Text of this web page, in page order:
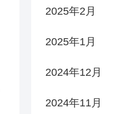
2025年2月
2025年1月
2024年12月
2024年11月